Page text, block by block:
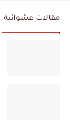
مقالات عشوائية